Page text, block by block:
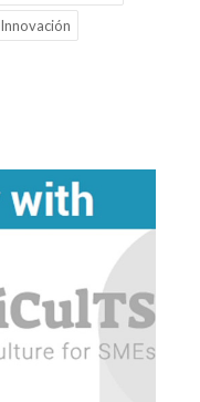
Innovación